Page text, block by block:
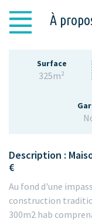
À
Surface
325m²
Description :
€
Au fond d'une
construction
300m2 hab